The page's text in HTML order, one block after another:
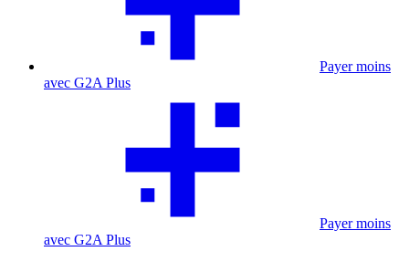
Payer moins
avec G2A Plus
Payer moins
avec G2A Plus